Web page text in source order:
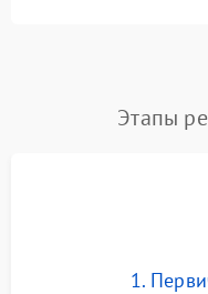
Этапы
1.